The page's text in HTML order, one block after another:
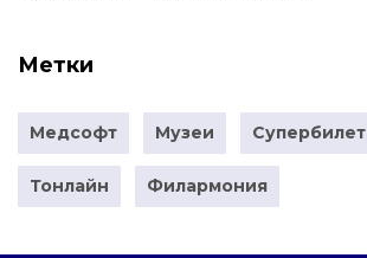
Метки
Медсофт Музеи Супербилет
Тонлайн Филармония